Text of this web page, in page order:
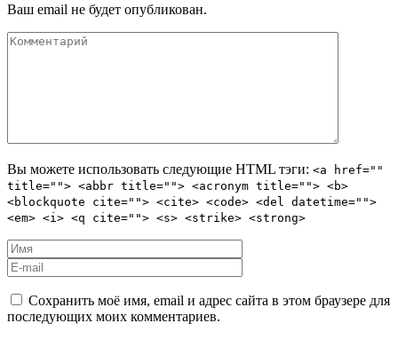
Ваш email не будет опубликован.
Вы можете использовать следующие HTML тэги: <a href=""
title=""> <abbr title=""> <acronym title=""> <b>
<blockquote cite=""> <cite> <code> <del datetime="">
<em> <i> <q cite=""> <s> <strike> <strong>
Сохранить моё имя, email и адрес сайта в этом браузере для
последующих моих комментариев.